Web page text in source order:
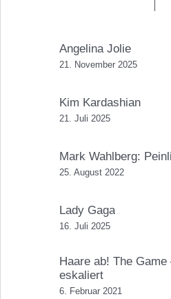
Angelina Jolie
21. November 2025
Kim Kardashian
21. Juli 2025
Mark Wahlberg:
25. August 2022
Lady Gaga
16. Juli 2025
Haare ab! The
eskaliert
6. Februar 2021